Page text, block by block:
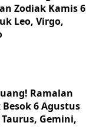
Zodiak Kamis 6
Leo, Virgo,
Ramalan
6 Agustus
Gemini,